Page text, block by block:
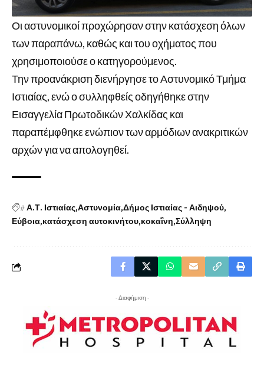
Οι αστυνομικοί προχώρησαν στην κατάσχεση όλων
των παραπάνω, καθώς και του οχήματος που
χρησιμοποιούσε ο κατηγορούμενος.
Την προανάκριση διενήργησε το Αστυνομικό Τμήμα
Ιστιαίας, ενώ ο συλληφθείς οδηγήθηκε στην
Εισαγγελία Πρωτοδικών Χαλκίδας και
παραπέμφθηκε ενώπιον των αρμόδιων ανακριτικών
αρχών για να απολογηθεί.
#Α.Τ. Ιστιαίας Αστυνομία Δήμος Ιστιαίας - Αιδηψού
Εύβοια κατάσχεση αυτοκινήτου κοκαΐνη Σύλληψη
- Διαφήμιση -